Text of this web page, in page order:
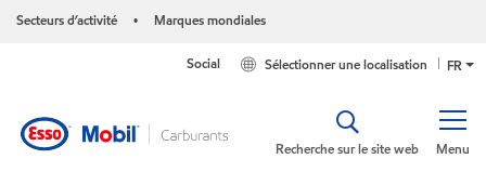
Secteurs d’activité • Marques mondiales
FR
Sélectionner une localisation
Social
Menu
Recherche sur le site web